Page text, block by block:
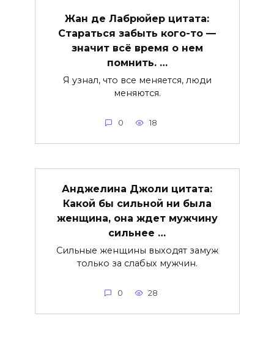
Жан де Лабрюйер цитата:
Стараться забыть кого-то —
значит всё время о нем
помнить. …
Я узнал, что все меняется, люди
меняются.
0 18
Анджелина Джоли цитата:
Какой бы сильной ни была
женщина, она ждет мужчину
сильнее …
Сильные женщины выходят замуж
только за слабых мужчин.
0 28